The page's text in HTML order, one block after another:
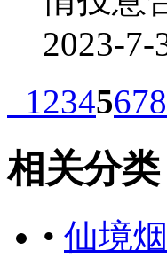
2023-7-
12345678
相关分类
• 仙境